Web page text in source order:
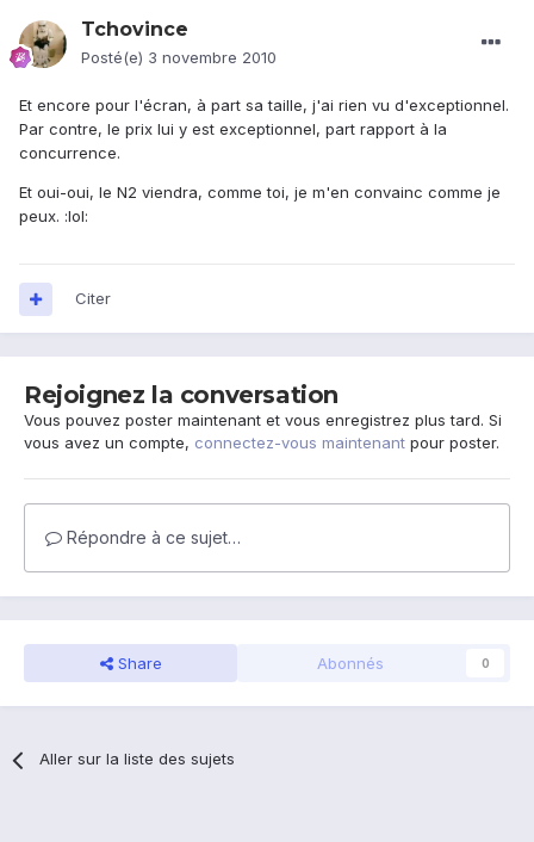
Tchovince
Posté(e) 3 novembre 2010
Et encore pour l'écran, à part sa taille, j'ai rien vu d'exceptionnel.
Par contre, le prix lui y est exceptionnel, part rapport à la
concurrence.
Et oui-oui, le N2 viendra, comme toi, je m'en convainc comme je
peux. :lol:
Citer
Rejoignez la conversation
Vous pouvez poster maintenant et vous enregistrez plus tard. Si
vous avez un compte, connectez-vous maintenant pour poster.
Répondre à ce sujet…
Share Abonnés 0
Aller sur la liste des sujets